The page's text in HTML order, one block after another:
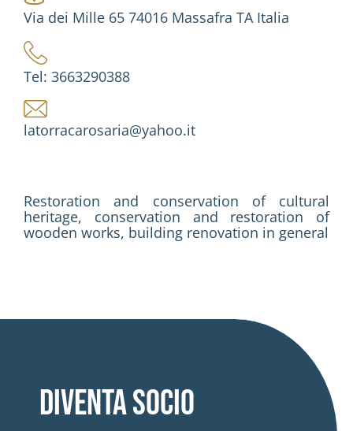
Via dei Mille 65 74016 Massafra TA Italia
Tel: 3663290388
latorracarosaria@yahoo.it
Restoration and conservation of cultural
heritage, conservation and restoration of
wooden works, building renovation in general
Diventa socio